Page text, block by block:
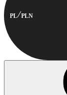
PL PLN